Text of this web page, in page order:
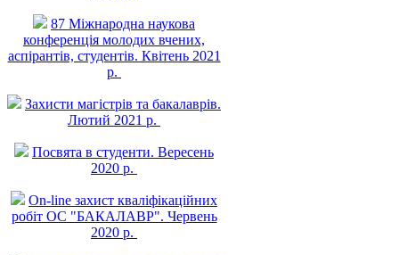
87 Міжнародна наукова
конференція молодих вчених,
аспірантів, студентів. Квітень 2021
р.
Захисти магістрів та бакалаврів.
Лютий 2021 р.
Посвята в студенти. Вересень
2020 р.
On-line захист квалiфiкацiйних
робiт ОС "БАКАЛАВР". Червень
2020 р.